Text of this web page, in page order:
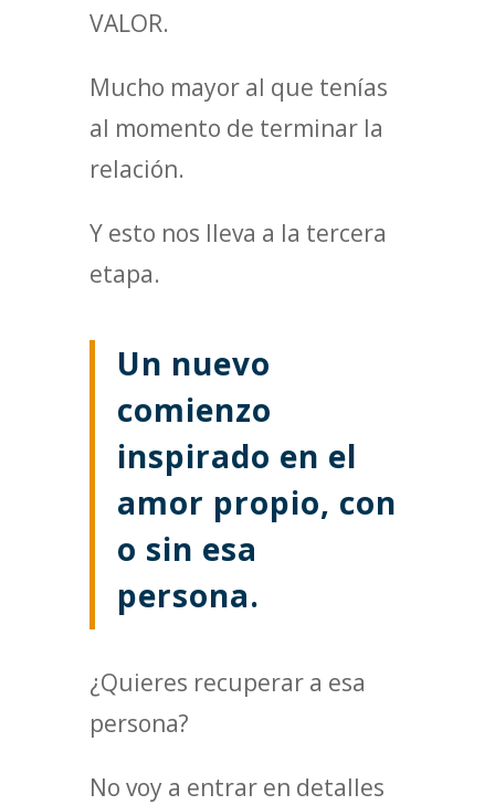
VALOR.
Mucho mayor al que tenías
al momento de terminar la
relación.
Y esto nos lleva a la tercera
etapa.
Un nuevo
comienzo
inspirado en el
amor propio, con
o sin esa
persona.
¿Quieres recuperar a esa
persona?
No voy a entrar en detalles